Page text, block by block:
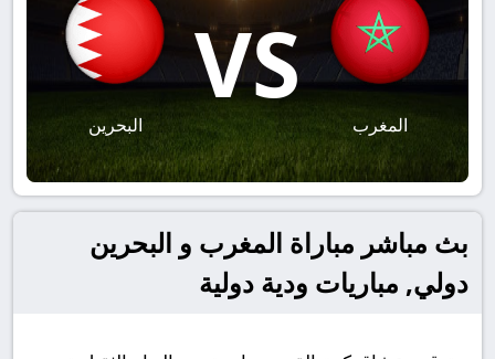
المغرب
VS
البحرين
بث مباشر مباراة المغرب و البحرين
دولي, مباريات ودية دولية